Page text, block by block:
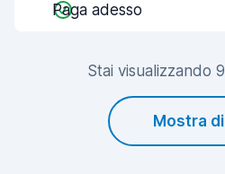
Paga adesso
Stai visualizzando
Mostra